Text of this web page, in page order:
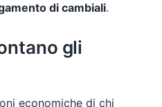
di cambiali.
gli
economiche di chi